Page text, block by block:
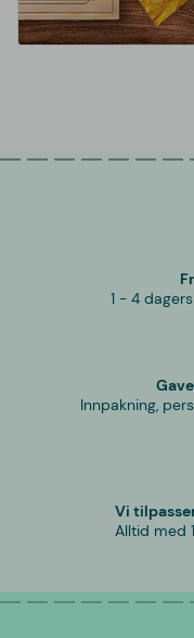
1 - 4
Innpakning,
Vi
Alltid med